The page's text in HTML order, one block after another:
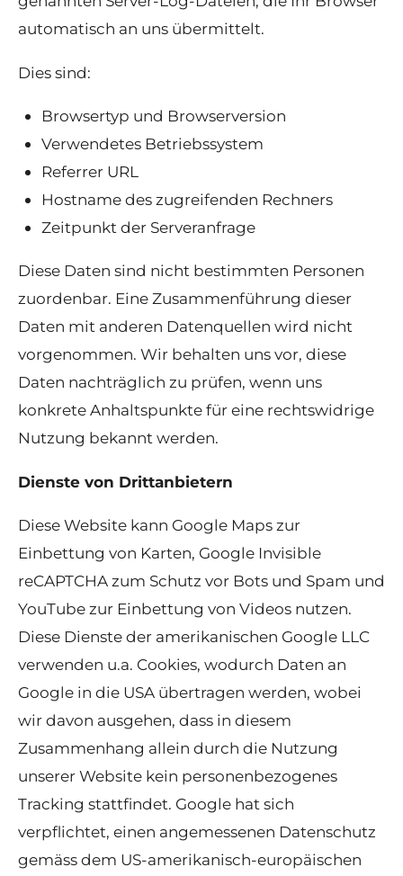
automatisch an uns übermittelt.
Dies sind:
Browsertyp und Browserversion
Verwendetes Betriebssystem
Referrer URL
Hostname des zugreifenden Rechners
Zeitpunkt der Serveranfrage
Diese Daten sind nicht bestimmten Personen
zuordenbar. Eine Zusammenführung dieser
Daten mit anderen Datenquellen wird nicht
vorgenommen. Wir behalten uns vor, diese
Daten nachträglich zu prüfen, wenn uns
konkrete Anhaltspunkte für eine rechtswidrige
Nutzung bekannt werden.
Dienste von Drittanbietern
Diese Website kann Google Maps zur
Einbettung von Karten, Google Invisible
reCAPTCHA zum Schutz vor Bots und Spam und
YouTube zur Einbettung von Videos nutzen.
Diese Dienste der amerikanischen Google LLC
verwenden u.a. Cookies, wodurch Daten an
Google in die USA übertragen werden, wobei
wir davon ausgehen, dass in diesem
Zusammenhang allein durch die Nutzung
unserer Website kein personenbezogenes
Tracking stattfindet. Google hat sich
verpflichtet, einen angemessenen Datenschutz
gemäss dem US-amerikanisch-europäischen